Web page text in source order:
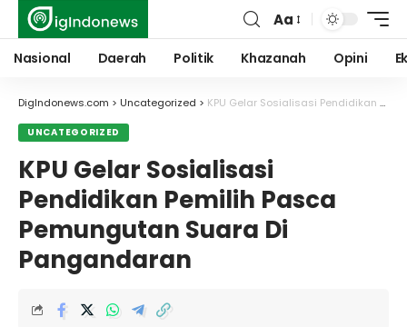
Font
Resizer
Aa
Nasional Daerah Politik Khazanah Opini
DigIndonews.com > Uncategorized > KPU Gelar Sosialisasi Pendidikan Pemilih Pasca Pemungutan Suara Di Pangandaran
UNCATEGORIZED
KPU Gelar Sosialisasi
Pendidikan Pemilih Pasca
Pemungutan Suara Di
Pangandaran